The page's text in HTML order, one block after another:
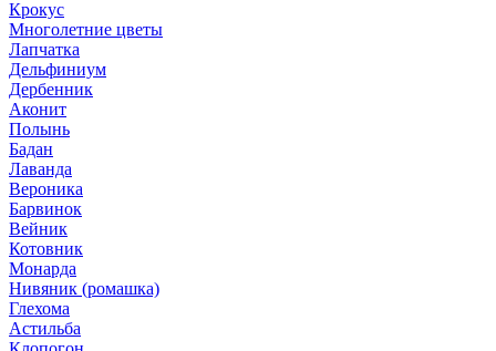
Крокус
Многолетние цветы
Лапчатка
Дельфиниум
Дербенник
Аконит
Полынь
Бадан
Лаванда
Вероника
Барвинок
Вейник
Котовник
Монарда
Нивяник (ромашка)
Глехома
Астильба